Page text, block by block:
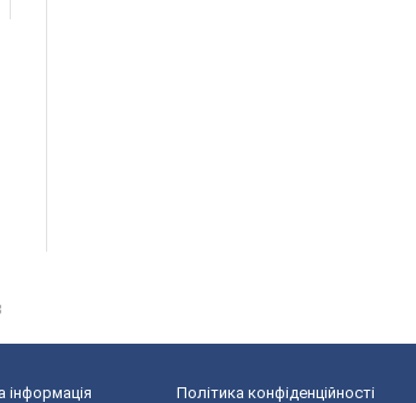
інформація Політика конфіденційності